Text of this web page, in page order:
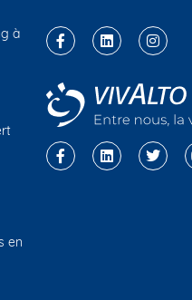
à
en